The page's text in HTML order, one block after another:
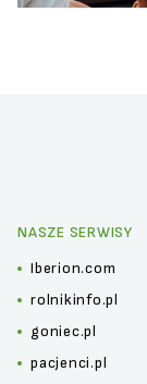
NASZE SERWISY
Iberion.com
rolnikinfo.pl
goniec.pl
pacjenci.pl